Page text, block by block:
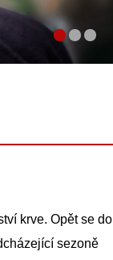
krve. Opět se do
sezoně